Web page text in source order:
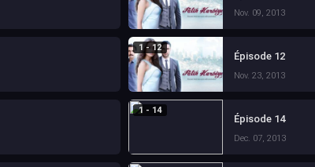
Nov. 09, 2013
1 - 12
Épisode 12
Nov. 23, 2013
1 - 14
Épisode 14
Dec. 07, 2013